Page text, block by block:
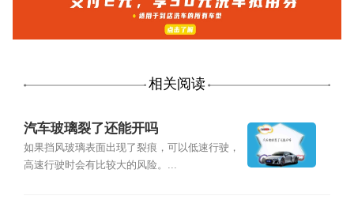
相关阅读
汽车玻璃裂了还能开吗
如果挡风玻璃表面出现了裂痕，可以低速行驶，
高速行驶时会有比较大的风险。...